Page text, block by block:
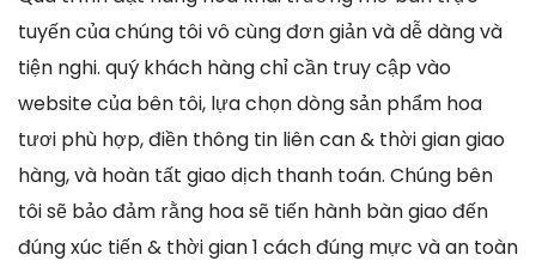
tuyến của chúng tôi vô cùng đơn giản và dễ dàng và
tiện nghi. quý khách hàng chỉ cần truy cập vào
website của bên tôi, lựa chọn dòng sản phẩm hoa
tươi phù hợp, điền thông tin liên can & thời gian giao
hàng, và hoàn tất giao dịch thanh toán. Chúng bên
tôi sẽ bảo đảm rằng hoa sẽ tiến hành bàn giao đến
đúng xúc tiến & thời gian 1 cách đúng mực và an toàn